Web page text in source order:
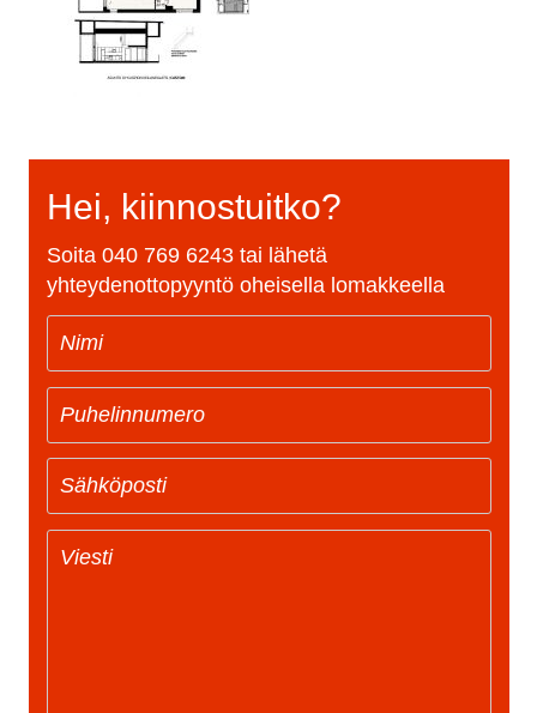
Hei, kiinnostuitko?
Soita 040 769 6243tai lähetä
yhteydenottopyyntö oheisella lomakkeella